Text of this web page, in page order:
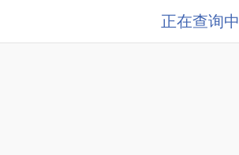
正在查询中